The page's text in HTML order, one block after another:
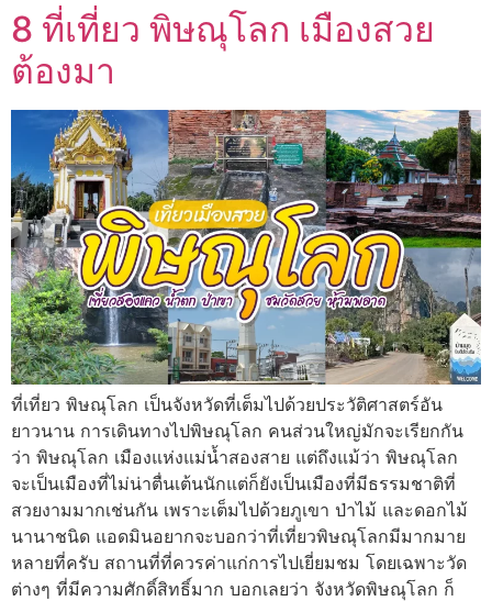
8 ที่เที่ยว พิษณุโลก เมืองสวย
ต้องมา
ที่เที่ยว พิษณุโลก เป็นจังหวัดที่เต็มไปด้วยประวัติศาสตร์อัน
ยาวนาน การเดินทางไปพิษณุโลก คนส่วนใหญ่มักจะเรียกกัน
ว่า พิษณุโลก เมืองแห่งแม่น้ำสองสาย แต่ถึงแม้ว่า พิษณุโลก
จะเป็นเมืองที่ไม่น่าตื่นเต้นนักแต่ก็ยังเป็นเมืองที่มีธรรมชาติที่
สวยงามมากเช่นกัน เพราะเต็มไปด้วยภูเขา ป่าไม้ และดอกไม้
นานาชนิด แอดมินอยากจะบอกว่าที่เที่ยวพิษณุโลกมีมากมาย
หลายที่ครับ สถานที่ที่ควรค่าแก่การไปเยี่ยมชม โดยเฉพาะวัด
ต่างๆ ที่มีความศักดิ์สิทธิ์มาก บอกเลยว่า จังหวัดพิษณุโลก ก็